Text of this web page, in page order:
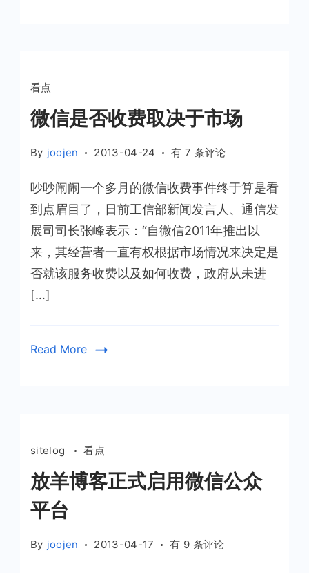
看点
微信是否收费取决于市场
By joojen 2013-04-24
微
是
否
收
费
取
决
有 7 条评论
吵吵闹闹一个多月的微信收费事件终于算是看
到点眉目了，日前工信部新闻发言人、通信发
展司司长张峰表示：“自微信2011年推出以
来，其经营者一直有权根据市场情况来决定是
否就该服务收费以及如何收费，政府从未进
[…]
Read More
sitelog 看点
放羊博客正式启用微信公众
平台
By joojen 2013-04-17
放
有 9 条评论